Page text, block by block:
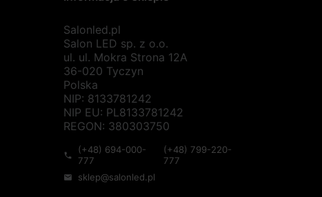
Salonled.pl
Salon LED sp. z o.o.
ul. ul. Mokra Strona 12A
36-020 Tyczyn
Polska
NIP: 8133781242
NIP EU: PL8133781242
REGON: 380303750
phone
(+48) 694-000-
777
(+48) 799-220-
777
mail sklep@salonled.pl